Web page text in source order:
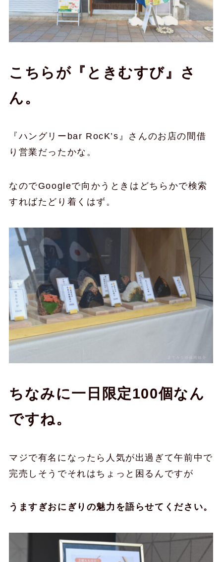
こちらが『ときむすび』さ
ん。
『ハングリーbar RocK’s』さんのお店の間借
り営業だったかな。
なのでGoogleで向かうときはどちらかで検索
すればたどり着くはず。
ちなみに一日限定100個なん
ですね。
マジで有名になったら人気が出過ぎて午前中で
完売しそうでそれはちょっと困るんですが
うますぎおにぎりの魅力を語らせてください。